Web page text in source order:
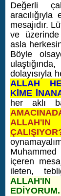
Değerli
mesajıdır.
ve
asla
Böyle
dolayısıyla
ALLAH
KİME
her aklı
ALLAH'IN
Muhammed
içeren
ileten,
ALLAH'IN
EDİYORUM.